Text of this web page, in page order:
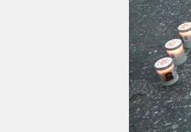
fragen
abo